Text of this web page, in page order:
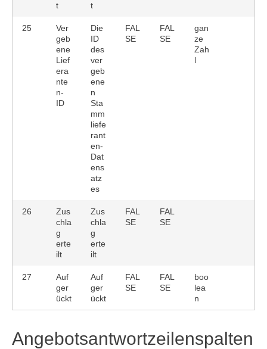
t
t
25
Ver
geb
ene
Lief
era
nte
n-
ID
Die
ID
des
ver
geb
ene
n
Sta
mm
liefe
rant
en-
Dat
ens
atz
es
FAL
SE
FAL
SE
gan
ze
Zah
l
26
Zus
chla
g
erte
ilt
Zus
chla
g
erte
ilt
FAL
SE
FAL
SE
27
Auf
ger
ückt
Auf
ger
ückt
FAL
SE
FAL
SE
boo
lea
n
Angebotsantwortzeilenspalten